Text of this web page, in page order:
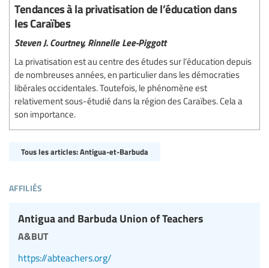
Tendances à la privatisation de l’éducation dans
les Caraïbes
Steven J. Courtney, Rinnelle Lee-Piggott
La privatisation est au centre des études sur l’éducation depuis
de nombreuses années, en particulier dans les démocraties
libérales occidentales. Toutefois, le phénomène est
relativement sous-étudié dans la région des Caraïbes. Cela a
son importance.
Tous les articles: Antigua-et-Barbuda
affiliés
Antigua and Barbuda Union of Teachers
a&but
https://abteachers.org/